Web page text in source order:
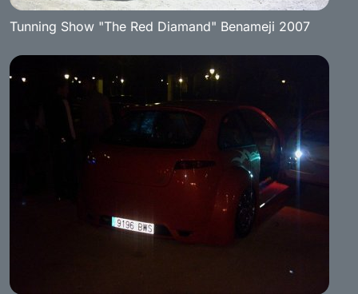
Tunning Show "The Red Diamand" Benameji 2007